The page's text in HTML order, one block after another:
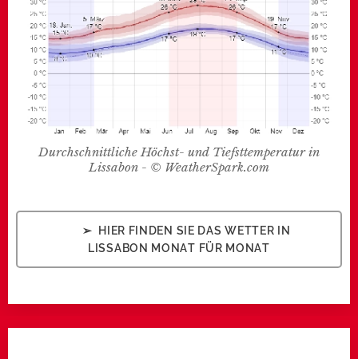
Durchschnittliche Höchst- und Tiefsttemperatur in
Lissabon - © WeatherSpark.com
➢ HIER FINDEN SIE DAS WETTER IN
LISSABON MONAT FÜR MONAT